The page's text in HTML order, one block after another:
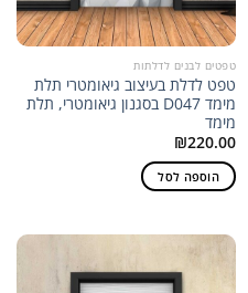
טפטים לבנים לדלתות
טפט לדלת בעיצוב גיאומטרי תלת
מימד D047 בסגנון גיאומטרי, תלת
מימד
₪220.00
הוספה לסל